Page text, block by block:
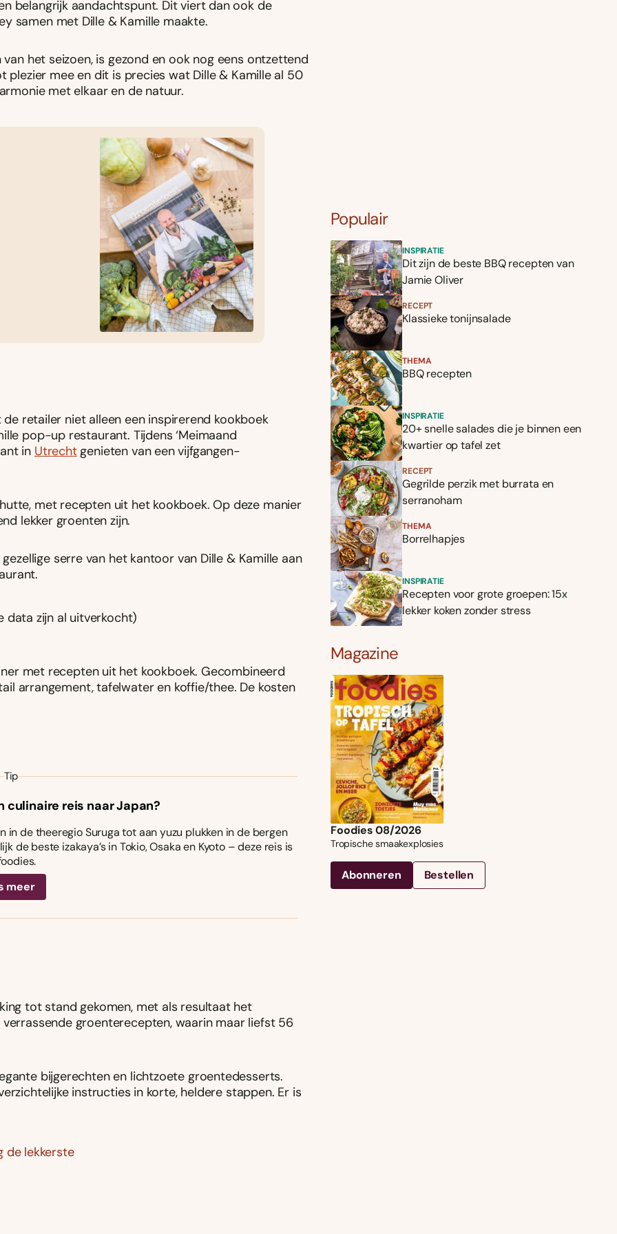
belangrijk aandachtspunt. Dit viert dan ook de
samen met Dille & Kamille maakte.
het seizoen, is gezond en ook nog eens ontzettend
plezier mee en dit is precies wat Dille & Kamille al 50
met elkaar en de natuur.
retailer niet alleen een inspirerend kookboek
pop-up restaurant. Tijdens ‘Meimaand
in Utrechtgenieten van een vijfgangen-
met recepten uit het kookboek. Op deze manier
lekker groenten zijn.
gezellige serre van het kantoor van Dille & Kamille aan
data zijn al uitverkocht)
met recepten uit het kookboek. Gecombineerd
arrangement, tafelwater en koffie/thee. De kosten
Tip
culinaire reis naar Japan?
in de theeregio Suruga tot aan yuzu plukken in de bergen
de beste izakaya’s in Tokio, Osaka en Kyoto – deze reis is
meer
tot stand gekomen, met als resultaat het
groenterecepten, waarin maar liefst 56
bijgerechten en lichtzoete groentedesserts.
instructies in korte, heldere stappen. Er is
de lekkerste
Populair
INSPIRATIE
Dit zijn de beste BBQ recepten van
Jamie Oliver
RECEPT
Klassieke tonijnsalade
THEMA
BBQ recepten
INSPIRATIE
20+ snelle salades die je binnen een
kwartier op tafel zet
RECEPT
Gegrilde perzik met burrata en
serranoham
THEMA
Borrelhapjes
INSPIRATIE
Recepten voor grote groepen: 15x
lekker koken zonder stress
Magazine
Foodies 08/2026
Tropische smaakexplosies
Abonneren Bestellen